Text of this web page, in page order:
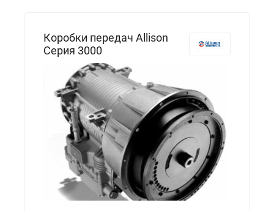
Коробки передач Allison
Серия 3000